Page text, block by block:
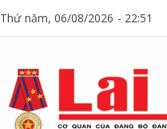
Thứ năm, 06/08/2026 - 22:51